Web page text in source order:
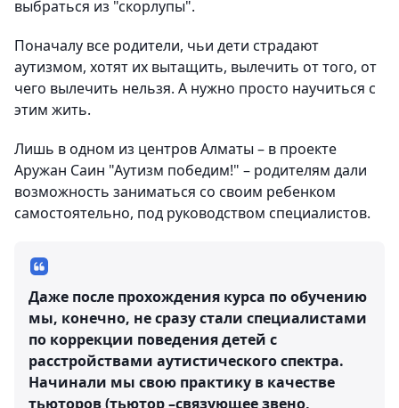
выбраться из "скорлупы".
Поначалу все родители, чьи дети страдают
аутизмом, хотят их вытащить, вылечить от того, от
чего вылечить нельзя. А нужно просто научиться с
этим жить.
Лишь в одном из центров Алматы – в проекте
Аружан Саин "Аутизм победим!" – родителям дали
возможность заниматься со своим ребенком
самостоятельно, под руководством специалистов.
Даже после прохождения курса по обучению
мы, конечно, не сразу стали специалистами
по коррекции поведения детей с
расстройствами аутистического спектра.
Начинали мы свою практику в качестве
тьюторов (тьютор –связующее звено,